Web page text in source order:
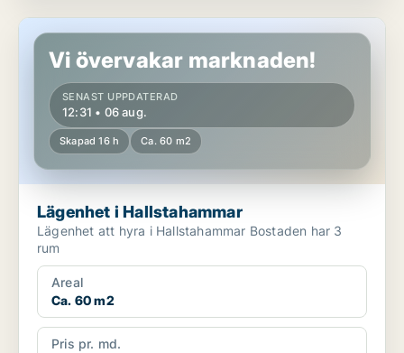
Lägenhet i Hallstahammar
Vi övervakar marknaden!
SENAST UPPDATERAD
12:31 • 06 aug.
Skapad 16 h Ca. 60 m2
Lägenhet i Hallstahammar
Lägenhet att hyra i Hallstahammar Bostaden har 3
rum
Areal
Ca. 60 m2
Pris pr. md.